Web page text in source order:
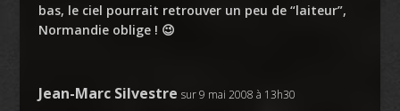
bas, le ciel pourrait retrouver un peu de “laiteur”,
Normandie oblige ! 😉
Jean-Marc Silvestre sur 9 mai 2008 à 13h30